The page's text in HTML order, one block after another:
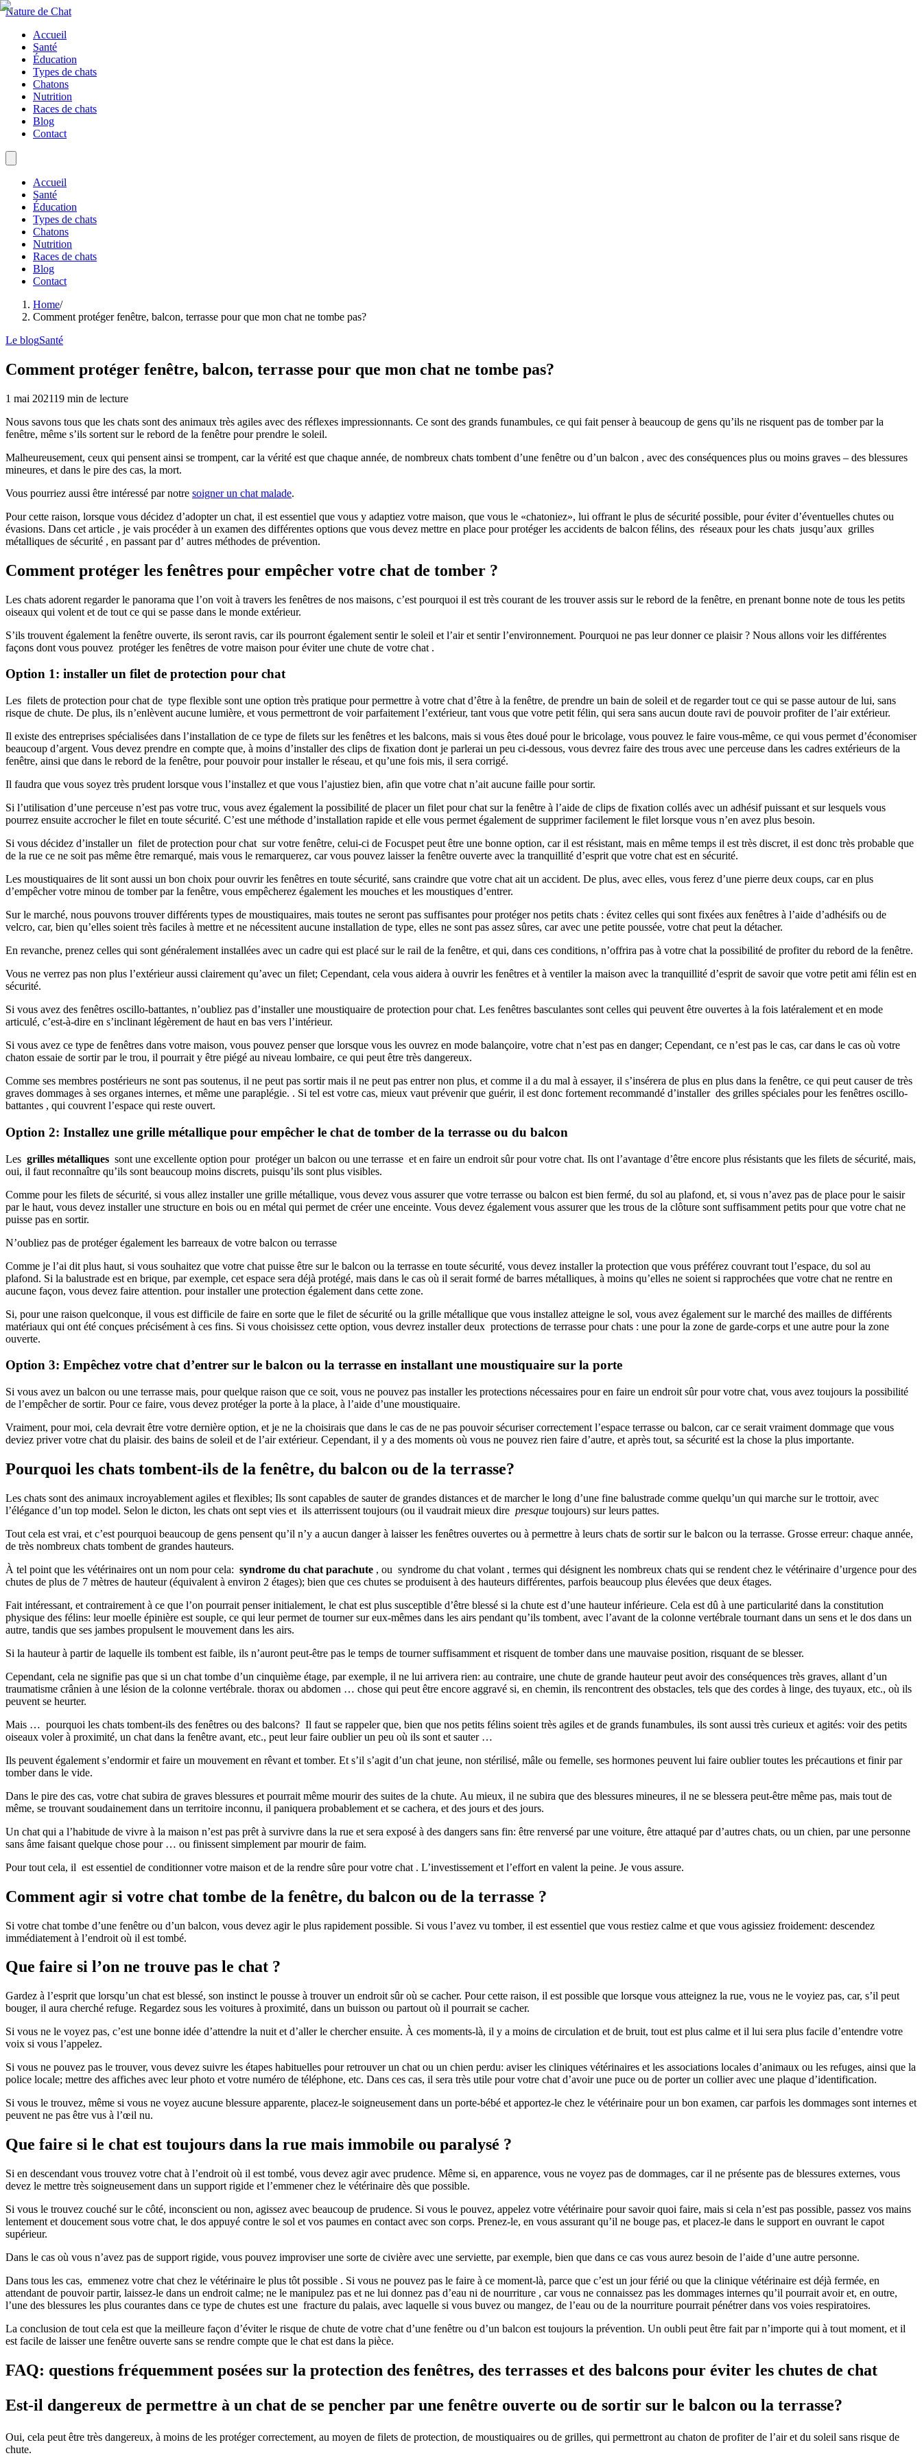
Nature de Chat
Accueil
Santé
Éducation
Types de chats
Chatons
Nutrition
Races de chats
Blog
Contact
Accueil
Santé
Éducation
Types de chats
Chatons
Nutrition
Races de chats
Blog
Contact
Home/
Comment protéger fenêtre, balcon, terrasse pour que mon chat ne tombe pas?
Le blogSanté
Comment protéger fenêtre, balcon, terrasse pour que mon chat ne tombe pas?
1 mai 202119 min de lecture
Nous savons tous que les chats sont des animaux très agiles avec des réflexes impressionnants. Ce sont des grands funambules, ce qui fait penser à beaucoup de gens qu’ils ne risquent pas de tomber par la
fenêtre, même s’ils sortent sur le rebord de la fenêtre pour prendre le soleil.
Malheureusement, ceux qui pensent ainsi se trompent, car la vérité est que chaque année, de nombreux chats tombent d’une fenêtre ou d’un balcon , avec des conséquences plus ou moins graves – des blessures
mineures, et dans le pire des cas, la mort.
Vous pourriez aussi être intéressé par notre soigner un chat malade.
Pour cette raison, lorsque vous décidez d’adopter un chat, il est essentiel que vous y adaptiez votre maison, que vous le «chatoniez», lui offrant le plus de sécurité possible, pour éviter d’éventuelles chutes ou
évasions. Dans cet article , je vais procéder à un examen des différentes options que vous devez mettre en place pour protéger les accidents de balcon félins, des réseaux pour les chats jusqu’aux grilles
métalliques de sécurité , en passant par d’ autres méthodes de prévention.
Comment protéger les fenêtres pour empêcher votre chat de tomber ?
Les chats adorent regarder le panorama que l’on voit à travers les fenêtres de nos maisons, c’est pourquoi il est très courant de les trouver assis sur le rebord de la fenêtre, en prenant bonne note de tous les petits
oiseaux qui volent et de tout ce qui se passe dans le monde extérieur.
S’ils trouvent également la fenêtre ouverte, ils seront ravis, car ils pourront également sentir le soleil et l’air et sentir l’environnement. Pourquoi ne pas leur donner ce plaisir ? Nous allons voir les différentes
façons dont vous pouvez protéger les fenêtres de votre maison pour éviter une chute de votre chat .
Option 1: installer un filet de protection pour chat
Les filets de protection pour chat de type flexible sont une option très pratique pour permettre à votre chat d’être à la fenêtre, de prendre un bain de soleil et de regarder tout ce qui se passe autour de lui, sans
risque de chute. De plus, ils n’enlèvent aucune lumière, et vous permettront de voir parfaitement l’extérieur, tant vous que votre petit félin, qui sera sans aucun doute ravi de pouvoir profiter de l’air extérieur.
Il existe des entreprises spécialisées dans l’installation de ce type de filets sur les fenêtres et les balcons, mais si vous êtes doué pour le bricolage, vous pouvez le faire vous-même, ce qui vous permet d’économiser
beaucoup d’argent. Vous devez prendre en compte que, à moins d’installer des clips de fixation dont je parlerai un peu ci-dessous, vous devrez faire des trous avec une perceuse dans les cadres extérieurs de la
fenêtre, ainsi que dans le rebord de la fenêtre, pour pouvoir pour installer le réseau, et qu’une fois mis, il sera corrigé.
Il faudra que vous soyez très prudent lorsque vous l’installez et que vous l’ajustiez bien, afin que votre chat n’ait aucune faille pour sortir.
Si l’utilisation d’une perceuse n’est pas votre truc, vous avez également la possibilité de placer un filet pour chat sur la fenêtre à l’aide de clips de fixation collés avec un adhésif puissant et sur lesquels vous
pourrez ensuite accrocher le filet en toute sécurité. C’est une méthode d’installation rapide et elle vous permet également de supprimer facilement le filet lorsque vous n’en avez plus besoin.
Si vous décidez d’installer un filet de protection pour chat sur votre fenêtre, celui-ci de Focuspet peut être une bonne option, car il est résistant, mais en même temps il est très discret, il est donc très probable que
de la rue ce ne soit pas même être remarqué, mais vous le remarquerez, car vous pouvez laisser la fenêtre ouverte avec la tranquillité d’esprit que votre chat est en sécurité.
Les moustiquaires de lit sont aussi un bon choix pour ouvrir les fenêtres en toute sécurité, sans craindre que votre chat ait un accident. De plus, avec elles, vous ferez d’une pierre deux coups, car en plus
d’empêcher votre minou de tomber par la fenêtre, vous empêcherez également les mouches et les moustiques d’entrer.
Sur le marché, nous pouvons trouver différents types de moustiquaires, mais toutes ne seront pas suffisantes pour protéger nos petits chats : évitez celles qui sont fixées aux fenêtres à l’aide d’adhésifs ou de
velcro, car, bien qu’elles soient très faciles à mettre et ne nécessitent aucune installation de type, elles ne sont pas assez sûres, car avec une petite poussée, votre chat peut la détacher.
En revanche, prenez celles qui sont généralement installées avec un cadre qui est placé sur le rail de la fenêtre, et qui, dans ces conditions, n’offrira pas à votre chat la possibilité de profiter du rebord de la fenêtre.
Vous ne verrez pas non plus l’extérieur aussi clairement qu’avec un filet; Cependant, cela vous aidera à ouvrir les fenêtres et à ventiler la maison avec la tranquillité d’esprit de savoir que votre petit ami félin est en
sécurité.
Si vous avez des fenêtres oscillo-battantes, n’oubliez pas d’installer une moustiquaire de protection pour chat. Les fenêtres basculantes sont celles qui peuvent être ouvertes à la fois latéralement et en mode
articulé, c’est-à-dire en s’inclinant légèrement de haut en bas vers l’intérieur.
Si vous avez ce type de fenêtres dans votre maison, vous pouvez penser que lorsque vous les ouvrez en mode balançoire, votre chat n’est pas en danger; Cependant, ce n’est pas le cas, car dans le cas où votre
chaton essaie de sortir par le trou, il pourrait y être piégé au niveau lombaire, ce qui peut être très dangereux.
Comme ses membres postérieurs ne sont pas soutenus, il ne peut pas sortir mais il ne peut pas entrer non plus, et comme il a du mal à essayer, il s’insérera de plus en plus dans la fenêtre, ce qui peut causer de très
graves dommages à ses organes internes, et même une paraplégie. . Si tel est votre cas, mieux vaut prévenir que guérir, il est donc fortement recommandé d’installer des grilles spéciales pour les fenêtres oscillo-
battantes , qui couvrent l’espace qui reste ouvert.
Option 2: Installez une grille métallique pour empêcher le chat de tomber de la terrasse ou du balcon
Les grilles métalliques sont une excellente option pour protéger un balcon ou une terrasse et en faire un endroit sûr pour votre chat. Ils ont l’avantage d’être encore plus résistants que les filets de sécurité, mais,
oui, il faut reconnaître qu’ils sont beaucoup moins discrets, puisqu’ils sont plus visibles.
Comme pour les filets de sécurité, si vous allez installer une grille métallique, vous devez vous assurer que votre terrasse ou balcon est bien fermé, du sol au plafond, et, si vous n’avez pas de place pour le saisir
par le haut, vous devez installer une structure en bois ou en métal qui permet de créer une enceinte. Vous devez également vous assurer que les trous de la clôture sont suffisamment petits pour que votre chat ne
puisse pas en sortir.
N’oubliez pas de protéger également les barreaux de votre balcon ou terrasse
Comme je l’ai dit plus haut, si vous souhaitez que votre chat puisse être sur le balcon ou la terrasse en toute sécurité, vous devez installer la protection que vous préférez couvrant tout l’espace, du sol au
plafond. Si la balustrade est en brique, par exemple, cet espace sera déjà protégé, mais dans le cas où il serait formé de barres métalliques, à moins qu’elles ne soient si rapprochées que votre chat ne rentre en
aucune façon, vous devez faire attention. pour installer une protection également dans cette zone.
Si, pour une raison quelconque, il vous est difficile de faire en sorte que le filet de sécurité ou la grille métallique que vous installez atteigne le sol, vous avez également sur le marché des mailles de différents
matériaux qui ont été conçues précisément à ces fins. Si vous choisissez cette option, vous devrez installer deux protections de terrasse pour chats : une pour la zone de garde-corps et une autre pour la zone
ouverte.
Option 3: Empêchez votre chat d’entrer sur le balcon ou la terrasse en installant une moustiquaire sur la porte
Si vous avez un balcon ou une terrasse mais, pour quelque raison que ce soit, vous ne pouvez pas installer les protections nécessaires pour en faire un endroit sûr pour votre chat, vous avez toujours la possibilité
de l’empêcher de sortir. Pour ce faire, vous devez protéger la porte à la place, à l’aide d’une moustiquaire.
Vraiment, pour moi, cela devrait être votre dernière option, et je ne la choisirais que dans le cas de ne pas pouvoir sécuriser correctement l’espace terrasse ou balcon, car ce serait vraiment dommage que vous
deviez priver votre chat du plaisir. des bains de soleil et de l’air extérieur. Cependant, il y a des moments où vous ne pouvez rien faire d’autre, et après tout, sa sécurité est la chose la plus importante.
Pourquoi les chats tombent-ils de la fenêtre, du balcon ou de la terrasse?
Les chats sont des animaux incroyablement agiles et flexibles; Ils sont capables de sauter de grandes distances et de marcher le long d’une fine balustrade comme quelqu’un qui marche sur le trottoir, avec
l’élégance d’un top model. Selon le dicton, les chats ont sept vies et ils atterrissent toujours (ou il vaudrait mieux dire presque toujours) sur leurs pattes.
Tout cela est vrai, et c’est pourquoi beaucoup de gens pensent qu’il n’y a aucun danger à laisser les fenêtres ouvertes ou à permettre à leurs chats de sortir sur le balcon ou la terrasse. Grosse erreur: chaque année,
de très nombreux chats tombent de grandes hauteurs.
À tel point que les vétérinaires ont un nom pour cela: syndrome du chat parachute , ou syndrome du chat volant , termes qui désignent les nombreux chats qui se rendent chez le vétérinaire d’urgence pour des
chutes de plus de 7 mètres de hauteur (équivalent à environ 2 étages); bien que ces chutes se produisent à des hauteurs différentes, parfois beaucoup plus élevées que deux étages.
Fait intéressant, et contrairement à ce que l’on pourrait penser initialement, le chat est plus susceptible d’être blessé si la chute est d’une hauteur inférieure. Cela est dû à une particularité dans la constitution
physique des félins: leur moelle épinière est souple, ce qui leur permet de tourner sur eux-mêmes dans les airs pendant qu’ils tombent, avec l’avant de la colonne vertébrale tournant dans un sens et le dos dans un
autre, tandis que ses jambes propulsent le mouvement dans les airs.
Si la hauteur à partir de laquelle ils tombent est faible, ils n’auront peut-être pas le temps de tourner suffisamment et risquent de tomber dans une mauvaise position, risquant de se blesser.
Cependant, cela ne signifie pas que si un chat tombe d’un cinquième étage, par exemple, il ne lui arrivera rien: au contraire, une chute de grande hauteur peut avoir des conséquences très graves, allant d’un
traumatisme crânien à une lésion de la colonne vertébrale. thorax ou abdomen … chose qui peut être encore aggravé si, en chemin, ils rencontrent des obstacles, tels que des cordes à linge, des tuyaux, etc., où ils
peuvent se heurter.
Mais … pourquoi les chats tombent-ils des fenêtres ou des balcons? Il faut se rappeler que, bien que nos petits félins soient très agiles et de grands funambules, ils sont aussi très curieux et agités: voir des petits
oiseaux voler à proximité, un chat dans la fenêtre avant, etc., peut leur faire oublier un peu où ils sont et sauter …
Ils peuvent également s’endormir et faire un mouvement en rêvant et tomber. Et s’il s’agit d’un chat jeune, non stérilisé, mâle ou femelle, ses hormones peuvent lui faire oublier toutes les précautions et finir par
tomber dans le vide.
Dans le pire des cas, votre chat subira de graves blessures et pourrait même mourir des suites de la chute. Au mieux, il ne subira que des blessures mineures, il ne se blessera peut-être même pas, mais tout de
même, se trouvant soudainement dans un territoire inconnu, il paniquera probablement et se cachera, et des jours et des jours.
Un chat qui a l’habitude de vivre à la maison n’est pas prêt à survivre dans la rue et sera exposé à des dangers sans fin: être renversé par une voiture, être attaqué par d’autres chats, ou un chien, par une personne
sans âme faisant quelque chose pour … ou finissent simplement par mourir de faim.
Pour tout cela, il est essentiel de conditionner votre maison et de la rendre sûre pour votre chat . L’investissement et l’effort en valent la peine. Je vous assure.
Comment agir si votre chat tombe de la fenêtre, du balcon ou de la terrasse ?
Si votre chat tombe d’une fenêtre ou d’un balcon, vous devez agir le plus rapidement possible. Si vous l’avez vu tomber, il est essentiel que vous restiez calme et que vous agissiez froidement: descendez
immédiatement à l’endroit où il est tombé.
Que faire si l’on ne trouve pas le chat ?
Gardez à l’esprit que lorsqu’un chat est blessé, son instinct le pousse à trouver un endroit sûr où se cacher. Pour cette raison, il est possible que lorsque vous atteignez la rue, vous ne le voyiez pas, car, s’il peut
bouger, il aura cherché refuge. Regardez sous les voitures à proximité, dans un buisson ou partout où il pourrait se cacher.
Si vous ne le voyez pas, c’est une bonne idée d’attendre la nuit et d’aller le chercher ensuite. À ces moments-là, il y a moins de circulation et de bruit, tout est plus calme et il lui sera plus facile d’entendre votre
voix si vous l’appelez.
Si vous ne pouvez pas le trouver, vous devez suivre les étapes habituelles pour retrouver un chat ou un chien perdu: aviser les cliniques vétérinaires et les associations locales d’animaux ou les refuges, ainsi que la
police locale; mettre des affiches avec leur photo et votre numéro de téléphone, etc. Dans ces cas, il sera très utile pour votre chat d’avoir une puce ou de porter un collier avec une plaque d’identification.
Si vous le trouvez, même si vous ne voyez aucune blessure apparente, placez-le soigneusement dans un porte-bébé et apportez-le chez le vétérinaire pour un bon examen, car parfois les dommages sont internes et
peuvent ne pas être vus à l’œil nu.
Que faire si le chat est toujours dans la rue mais immobile ou paralysé ?
Si en descendant vous trouvez votre chat à l’endroit où il est tombé, vous devez agir avec prudence. Même si, en apparence, vous ne voyez pas de dommages, car il ne présente pas de blessures externes, vous
devez le mettre très soigneusement dans un support rigide et l’emmener chez le vétérinaire dès que possible.
Si vous le trouvez couché sur le côté, inconscient ou non, agissez avec beaucoup de prudence. Si vous le pouvez, appelez votre vétérinaire pour savoir quoi faire, mais si cela n’est pas possible, passez vos mains
lentement et doucement sous votre chat, le dos appuyé contre le sol et vos paumes en contact avec son corps. Prenez-le, en vous assurant qu’il ne bouge pas, et placez-le dans le support en ouvrant le capot
supérieur.
Dans le cas où vous n’avez pas de support rigide, vous pouvez improviser une sorte de civière avec une serviette, par exemple, bien que dans ce cas vous aurez besoin de l’aide d’une autre personne.
Dans tous les cas, emmenez votre chat chez le vétérinaire le plus tôt possible . Si vous ne pouvez pas le faire à ce moment-là, parce que c’est un jour férié ou que la clinique vétérinaire est déjà fermée, en
attendant de pouvoir partir, laissez-le dans un endroit calme; ne le manipulez pas et ne lui donnez pas d’eau ni de nourriture , car vous ne connaissez pas les dommages internes qu’il pourrait avoir et, en outre,
l’une des blessures les plus courantes dans ce type de chutes est une fracture du palais, avec laquelle si vous buvez ou mangez, de l’eau ou de la nourriture pourrait pénétrer dans vos voies respiratoires.
La conclusion de tout cela est que la meilleure façon d’éviter le risque de chute de votre chat d’une fenêtre ou d’un balcon est toujours la prévention. Un oubli peut être fait par n’importe qui à tout moment, et il
est facile de laisser une fenêtre ouverte sans se rendre compte que le chat est dans la pièce.
FAQ: questions fréquemment posées sur la protection des fenêtres, des terrasses et des balcons pour éviter les chutes de chat
Est-il dangereux de permettre à un chat de se pencher par une fenêtre ouverte ou de sortir sur le balcon ou la terrasse?
Oui, cela peut être très dangereux, à moins de les protéger correctement, au moyen de filets de protection, de moustiquaires ou de grilles, qui permettront au chaton de profiter de l’air et du soleil sans risque de
chute.